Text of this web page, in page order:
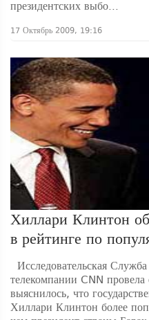
президентских выбо...
17 Октябрь 2009, 19:16
Хиллари Клинтон
в рейтинге по
Исследовательская
телекомпании CNN провела
выяснилось, что
Хиллари Клинтон более